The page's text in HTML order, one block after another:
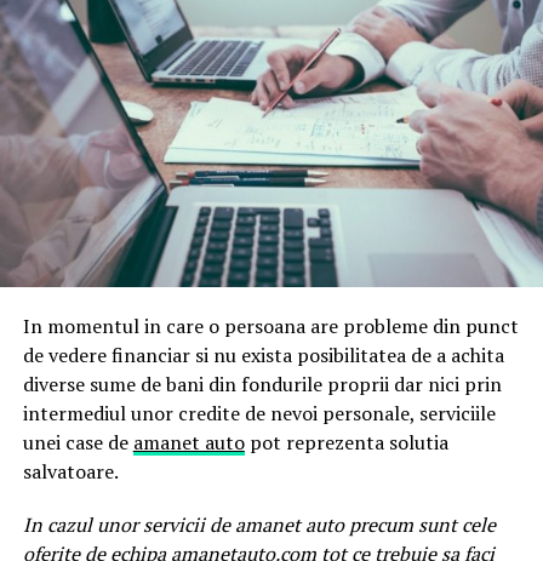
In momentul in care o persoana are probleme din punct
de vedere financiar si nu exista posibilitatea de a achita
diverse sume de bani din fondurile proprii dar nici prin
intermediul unor credite de nevoi personale, serviciile
unei case de amanet autopot reprezenta solutia
salvatoare.
In cazul unor servicii de amanet auto precum sunt cele
oferite de echipaamanetauto.comtot ce trebuie sa faci